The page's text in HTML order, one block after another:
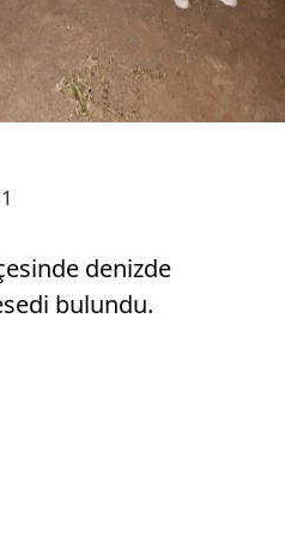
denizde
bulundu.